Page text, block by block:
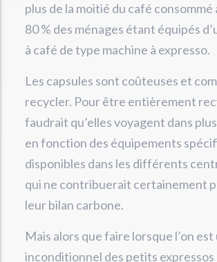
plus de la moitié du café consommé
80 % des ménages étant équipés
à café de type machine à expresso.
Les capsules sont coûteuses et
recycler. Pour être entièrement
faudrait qu’elles voyagent dans
en fonction des équipements
disponibles dans les différents
qui ne contribuerait certainement
leur bilan carbone.
Mais alors que faire lorsque l’on est
inconditionnel des petits expressos